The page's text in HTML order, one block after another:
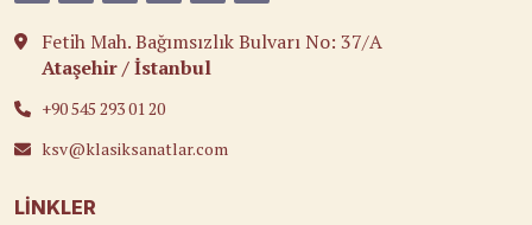
Fetih Mah. Bağımsızlık Bulvarı No: 37/A
Ataşehir / İstanbul
+90 545 293 01 20
ksv@klasiksanatlar.com
LINKLER